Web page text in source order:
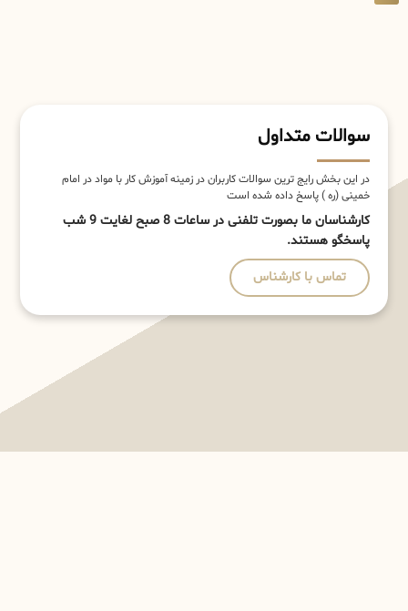
سوالات متداول
در این بخش رایج ترین سوالات کاربران در زمینه آموزش کار با مواد در امام
خمینی (ره ) پاسخ داده شده است
کارشناسان ما بصورت تلفنی در ساعات 8 صبح لغایت 9 شب
پاسخگو هستند.
تماس با کارشناس